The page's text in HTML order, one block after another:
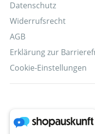
Datenschutz
Widerrufsrecht
AGB
Erklärung zur
Cookie-Einstellungen